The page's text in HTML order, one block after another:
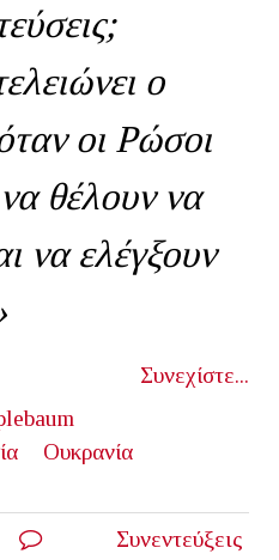
ο
οι Ρώσοι
θέλουν να
να ελέγξουν
Συνεχίστε...
Ουκρανία
Συνεντεύξεις